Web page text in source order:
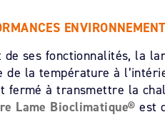
de ses fonctionnalités, la
de la température à
fermé à transmettre la
Lame Bioclimatique® est